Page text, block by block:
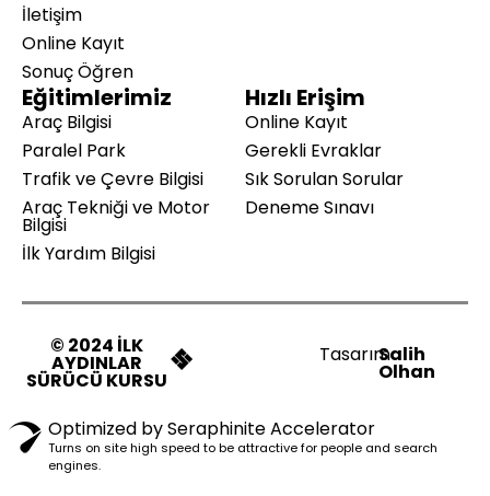
İletişim
Online Kayıt
Sonuç Öğren
Eğitimlerimiz
Araç Bilgisi
Paralel Park
Trafik ve Çevre Bilgisi
Araç Tekniği ve Motor
Bilgisi
İlk Yardım Bilgisi
Hızlı Erişim
Online Kayıt
Gerekli Evraklar
Sık Sorulan Sorular
Deneme Sınavı
© 2024 İLK
AYDINLAR
SÜRÜCÜ KURSU
TasarımSalih
Olhan
Optimized by Seraphinite Accelerator
Turns on site high speed to be attractive for people and search
engines.